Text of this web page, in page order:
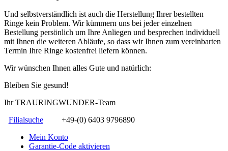
Und selbstverständlich ist auch die Herstellung Ihrer bestellten
Ringe kein Problem. Wir kümmern uns bei jeder einzelnen
Bestellung persönlich um Ihre Anliegen und besprechen individuell
mit Ihnen die weiteren Abläufe, so dass wir Ihnen zum vereinbarten
Termin Ihre Ringe kostenfrei liefern können.
Wir wünschen Ihnen alles Gute und natürlich:
Bleiben Sie gesund!
Ihr TRAURINGWUNDER-Team
Filialsuche
+49-(0) 6403 9796890
Mein Konto
Garantie-Code aktivieren